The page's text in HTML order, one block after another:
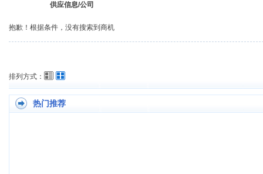
供应信息/公司
抱歉！根据条件，没有搜索到商机
排列方式：
热门推荐